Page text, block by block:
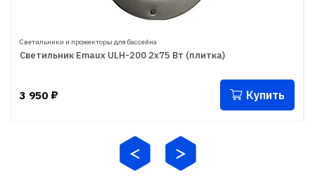
Светильники и прожекторы для бассейна
Светильник Emaux ULH-200 2х75 Вт (плитка)
3 950 ₽ Купить